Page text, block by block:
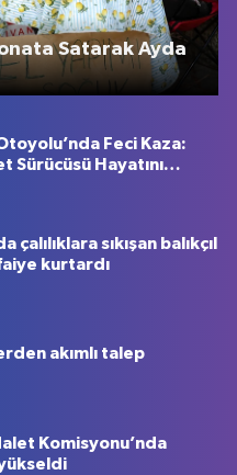
Satarak Ayda
Feci Kaza:
Sürücüsü Hayatını
çalılıklara sıkışan balıkçıl
kurtardı
akımlı talep
Komisyonu’nda